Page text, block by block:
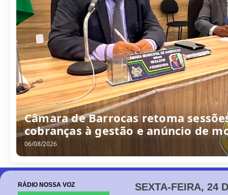
QUADRO PROFISSÕES com o
06/08/2026
SEXTA-FEIRA, 24
RÁDIO NOSSA VOZ